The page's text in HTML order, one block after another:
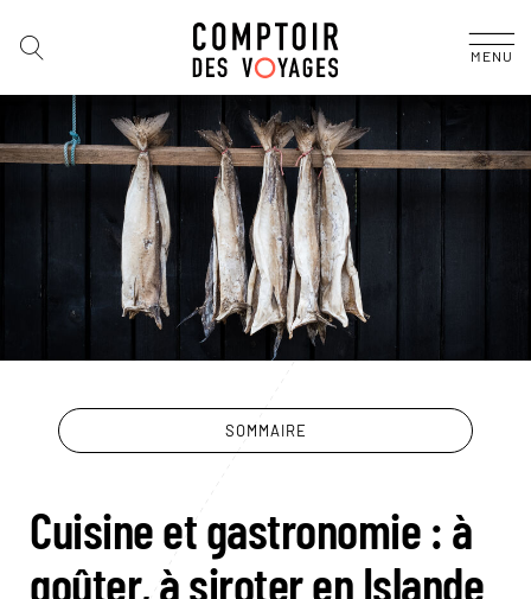
MENU
SOMMAIRE
Cuisine et gastronomie : à
goûter, à siroter en Islande